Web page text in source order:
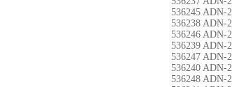
536245 ADN-
536238 ADN-
536246 ADN-
536239 ADN-
536247 ADN-
536240 ADN-
536248 ADN-